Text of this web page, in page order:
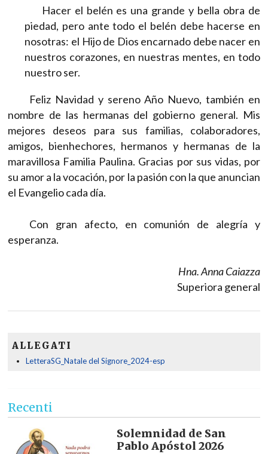
Hacer el belén es una grande y bella obra de
piedad, pero ante todo el belén debe hacerse en
nosotras: el Hijo de Dios encarnado debe nacer en
nuestros corazones, en nuestras mentes, en todo
nuestro ser.
Feliz Navidad y sereno Año Nuevo, también en
nombre de las hermanas del gobierno general. Mis
mejores deseos para sus familias, colaboradores,
amigos, bienhechores, hermanos y hermanas de la
maravillosa Familia Paulina. Gracias por sus vidas, por
su amor a la vocación, por la pasión con la que anuncian
el Evangelio cada día.
Con gran afecto, en comunión de alegría y
esperanza.
Hna. Anna Caiazza
Superiora general
ALLEGATI
LetteraSG_Natale del Signore_2024-esp
Recenti
Solemnidad de San
Pablo Apóstol 2026